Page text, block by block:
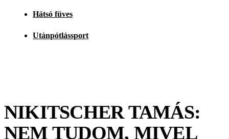
Hátsó füves
Utánpótlássport
NIKITSCHER TAMÁS:
NEM TUDOM, MIVEL